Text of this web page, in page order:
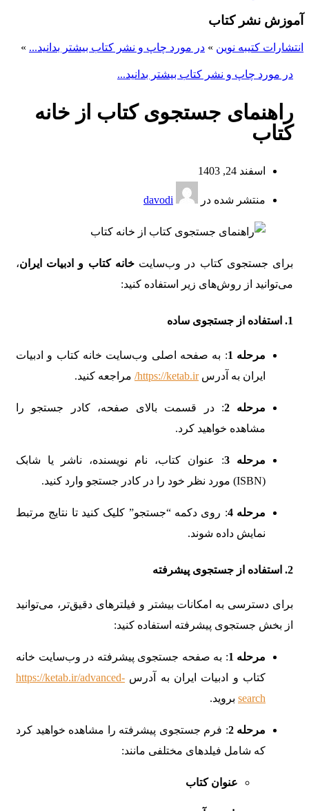
آموزش نشر کتاب
انتشارات کتیبه نوین » در مورد چاپ و نشر کتاب بیشتر بدانید... »
در مورد چاپ و نشر کتاب بیشتر بدانید...
راهنمای جستجوی کتاب از خانه
کتاب
اسفند 24, 1403
منتشر شده در davodi
برای جستجوی کتاب در وب‌سایتخانه کتاب و ادبیات ایران،
می‌توانید از روش‌های زیر استفاده کنید:
1. استفاده از جستجوی ساده
مرحله 1
: به صفحه اصلی وب‌سایت خانه کتاب و ادبیات
ایران به آدرسhttps://ketab.ir/ مراجعه کنید.
مرحله 2 : در قسمت بالای صفحه، کادر جستجو را
مشاهده خواهید کرد.
مرحله 3
: عنوان کتاب، نام نویسنده، ناشر یا شابک
(ISBN) مورد نظر خود را در کادر جستجو وارد کنید.
مرحله 4 : روی دکمه “جستجو” کلیک کنید تا نتایج مرتبط
نمایش داده شوند.
2. استفاده از جستجوی پیشرفته
برای دسترسی به امکانات بیشتر و فیلترهای دقیق‌تر، می‌توانید
از بخش جستجوی پیشرفته استفاده کنید:
مرحله 1
: به صفحه جستجوی پیشرفته در وب‌سایت خانه
کتاب و ادبیات ایران به آدرس https://ketab.ir/advanced-
search بروید.
مرحله 2 : فرم جستجوی پیشرفته را مشاهده خواهید کرد
که شامل فیلدهای مختلفی مانند:
عنوان کتاب